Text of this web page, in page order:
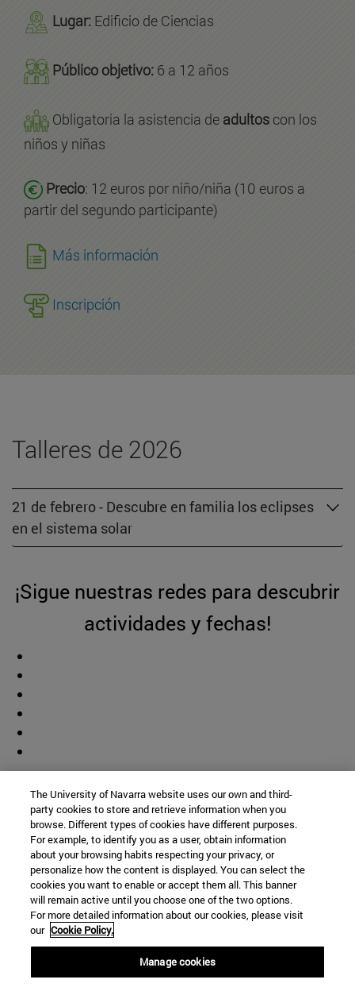
Lugar: Edificio de Ciencias
Público objetivo: 6 a 12 años
Obligatoria la asistencia de adultoscon los
niños y niñas
Precio: 12 euros por niño/niña (10 euros a
partir del segundo participante)
Más información
Inscripción
Talleres de 2026
21 de febrero - Descubre en familia los eclipses
en el sistema solar
¡Sigue nuestras redes para descubrir
actividades y fechas!
© Universidad de Navarra
Información legal
Accesibilidad
Configuración de cookies
The University of Navarra website uses our own and third-
party cookies to store and retrieve information when you
browse. Different types of cookies have different purposes.
For example, to identify you as a user, obtain information
about your browsing habits respecting your privacy, or
personalize how the content is displayed. You can select the
cookies you want to enable or accept them all. This banner
will remain active until you choose one of the two options.
For more detailed information about our cookies, please visit
our Cookie Policy.
Manage cookies